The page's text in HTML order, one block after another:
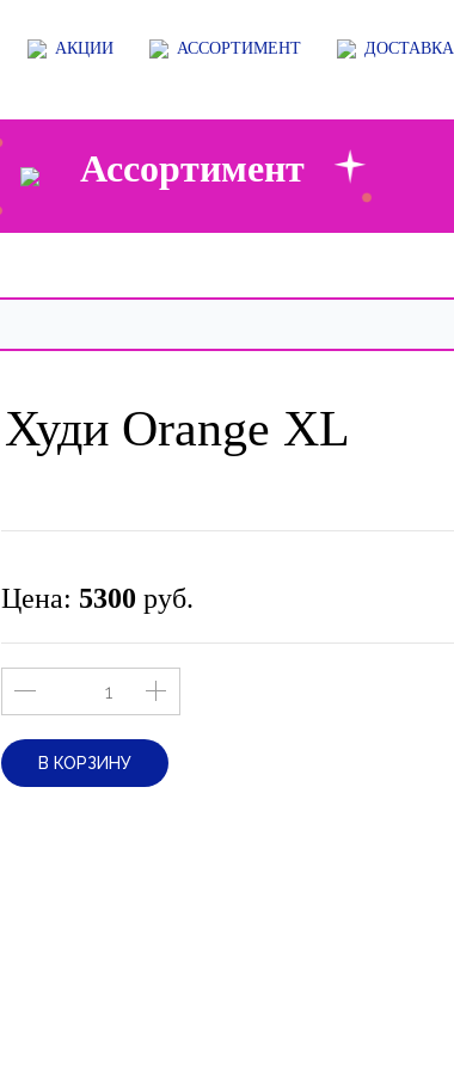
АКЦИИ АССОРТИМЕНТ ДОСТАВКА
Ассортимент
Худи Orange ХL
Цена: 5300 руб.
В КОРЗИНУ